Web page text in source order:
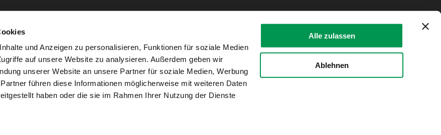
und Anzeigen zu personalisieren, Funktionen für soziale Medien
auf unsere Website zu analysieren. Außerdem geben wir
unserer Website an unsere Partner für soziale Medien, Werbung
führen diese Informationen möglicherweise mit weiteren Daten
haben oder die sie im Rahmen Ihrer Nutzung der Dienste
Alle zulassen
Ablehnen